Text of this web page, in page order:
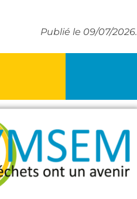
Publié le 09/07/2026.